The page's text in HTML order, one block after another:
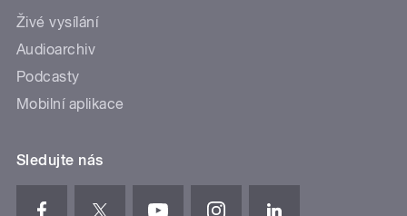
Živé vysílání
Audioarchiv
Podcasty
Mobilní aplikace
Sledujte nás